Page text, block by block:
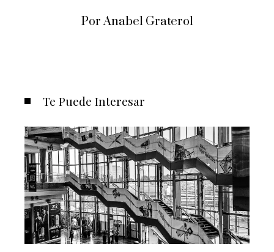
Por Anabel Graterol
Te Puede Interesar